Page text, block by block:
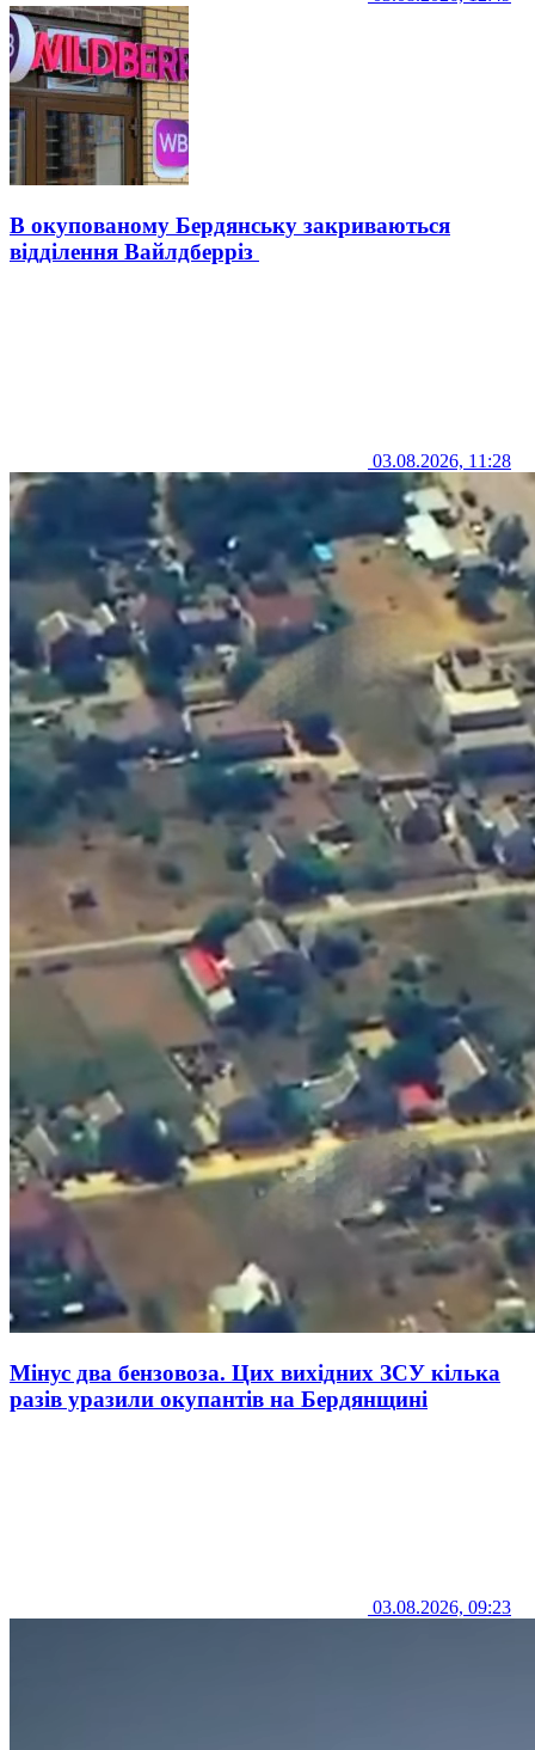
В окупованому Бердянську закриваються
відділення Вайлдберріз
03.08.2026, 11:28
Мінус два бензовоза. Цих вихідних ЗСУ кілька
разів уразили окупантів на Бердянщині
03.08.2026, 09:23